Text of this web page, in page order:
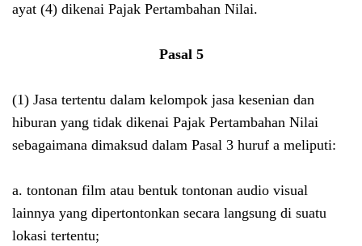
ayat (4) dikenai Pajak Pertambahan Nilai.
Pasal 5
(1) Jasa tertentu dalam kelompok jasa kesenian dan
hiburan yang tidak dikenai Pajak Pertambahan Nilai
sebagaimana dimaksud dalam Pasal 3 huruf a meliputi:
a. tontonan film atau bentuk tontonan audio visual
lainnya yang dipertontonkan secara langsung di suatu
lokasi tertentu;